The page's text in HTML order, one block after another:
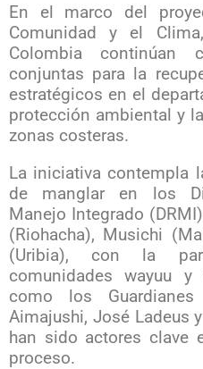
En el marco del
Comunidad y el
Colombia continúan
conjuntas para la
estratégicos en el
protección ambiental y
zonas costeras.
La iniciativa contempla
de manglar en los
Manejo Integrado
(Riohacha), Musichi
(Uribia), con la
comunidades wayuu y
como los
Aimajushi, José Ladeus
han sido actores clave
proceso.